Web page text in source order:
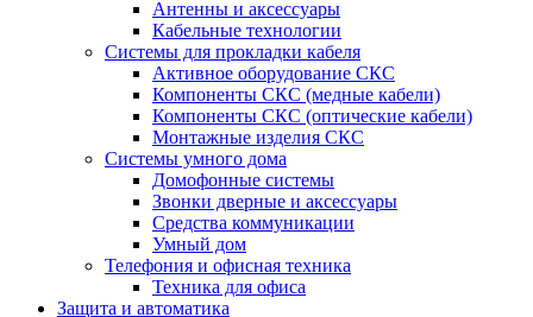
Антенны и аксессуары
Кабельные технологии
Системы для прокладки кабеля
Активное оборудование СКС
Компоненты СКС (медные кабели)
Компоненты СКС (оптические кабели)
Монтажные изделия СКС
Системы умного дома
Домофонные системы
Звонки дверные и аксессуары
Средства коммуникации
Умный дом
Телефония и офисная техника
Техника для офиса
Защита и автоматика